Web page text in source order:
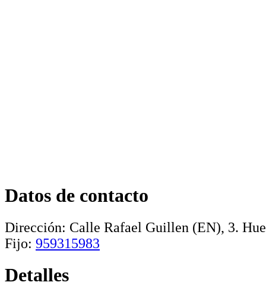
Datos de contacto
Dirección: Calle Rafael Guillen (EN), 3.
Fijo: 959315983
Detalles